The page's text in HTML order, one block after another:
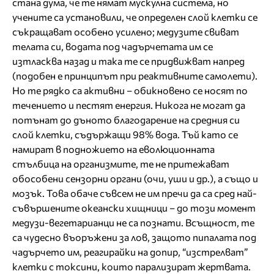
стана дума, че те нямат мускулна система, но
учените са установили, че определен слой клетки се
съкращават особено усилено; медузите свиват
телата си, водата под чадърчетата им се
изтласква назад и така те се придвижват напред
(подобен е принципът при реактивните самолети).
Но те рядко са активни – обикновено се носят по
течението и пестят енергия. Никога не могат да
потънат до дъното благодарение на средния си
слой клетки, съдържащи 98% вода. Тъй като се
намират в подножието на еволюционната
стълбица на организмите, те не притежават
обособени сензорни органи (очи, уши и др.), а също и
мозък. Това обаче съвсем не им пречи да са сред най-
съвършените океански хищници – до този момент
медузи-вегетарианци не са познати. Всъщност, те
са чудесно въоръжени за лов, защото пипалата под
чадърчето им, реагирайки на допир, “изстрелват”
клетки с токсини, които парализират жертвата.